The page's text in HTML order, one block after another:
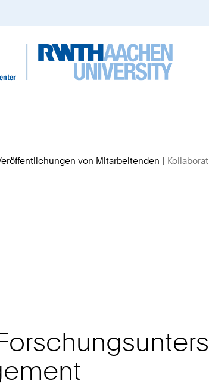
von Mitarbeitenden